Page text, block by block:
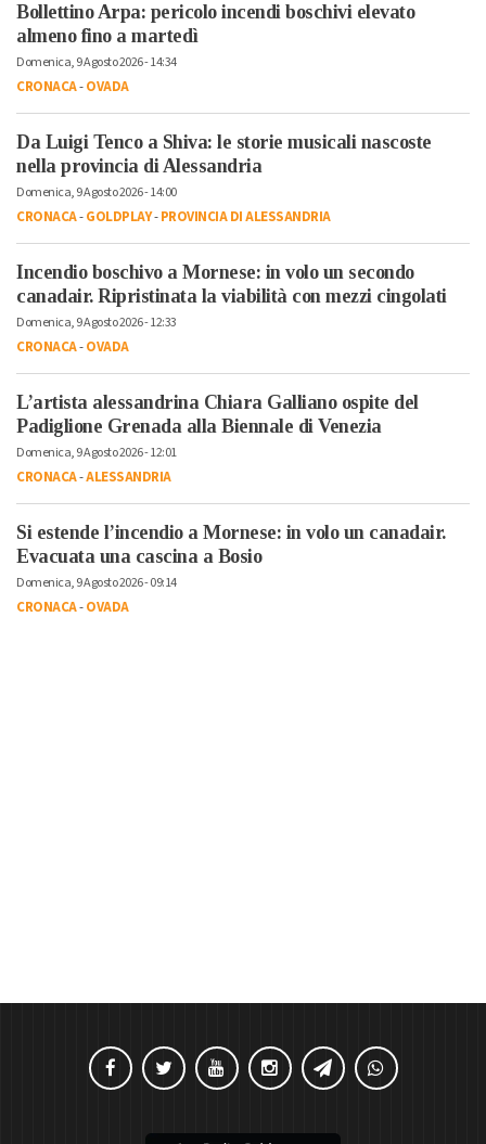
Bollettino Arpa: pericolo incendi boschivi elevato
almeno fino a martedì
Domenica, 9 Agosto 2026 - 14:34
CRONACA-OVADA
Da Luigi Tenco a Shiva: le storie musicali nascoste
nella provincia di Alessandria
Domenica, 9 Agosto 2026 - 14:00
CRONACA-GOLDPLAY-PROVINCIA DI ALESSANDRIA
Incendio boschivo a Mornese: in volo un secondo
canadair. Ripristinata la viabilità con mezzi cingolati
Domenica, 9 Agosto 2026 - 12:33
CRONACA-OVADA
L’artista alessandrina Chiara Galliano ospite del
Padiglione Grenada alla Biennale di Venezia
Domenica, 9 Agosto 2026 - 12:01
CRONACA-ALESSANDRIA
Si estende l’incendio a Mornese: in volo un canadair.
Evacuata una cascina a Bosio
Domenica, 9 Agosto 2026 - 09:14
CRONACA-OVADA